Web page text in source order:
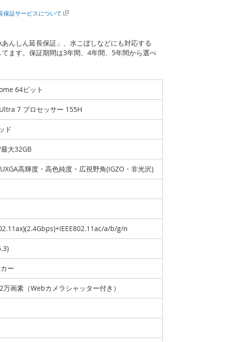
保証サービスについて
んしん延長保証」、水こぼしなどにも対応する
ます。保証期間は3年間、4年間、5年間から選べ
64ビット
7 プロセッサー 155H
ド
大32GB
高輝度・高色純度・広視野角(IGZO・非光沢)
a/b/g/n
ー
画素（Webカメラシャッター付き）